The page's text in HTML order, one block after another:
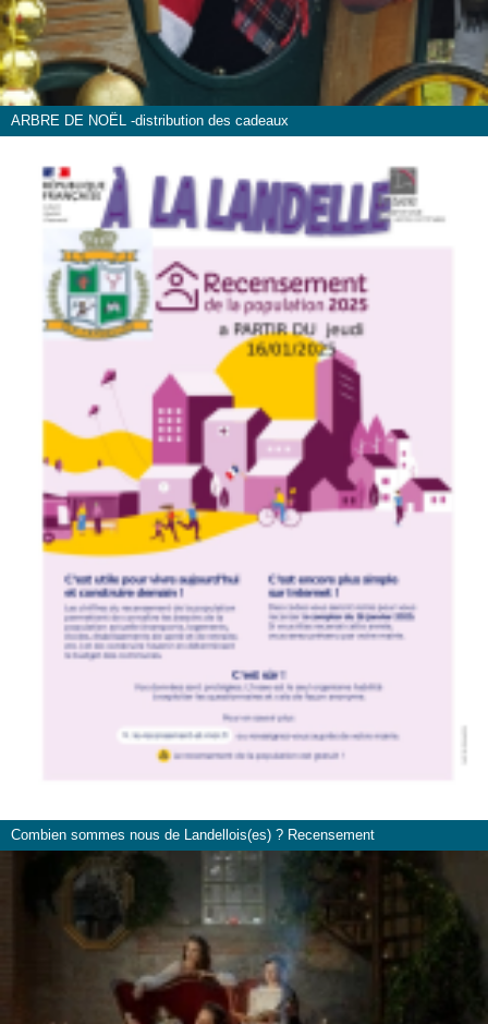
ARBRE DE NOËL -distribution des cadeaux
Combien sommes nous de Landellois(es) ? Recensement